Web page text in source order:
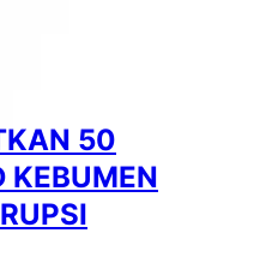
50
KEBUMEN